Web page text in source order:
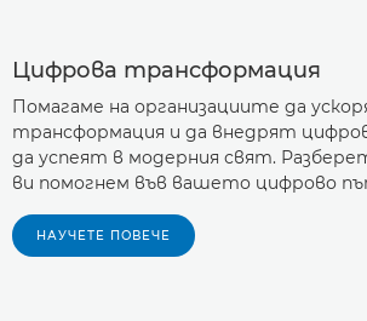
Цифрова трансформация
Помагаме на организациите да
трансформация и да внедрят
да успеят в модерния свят.
ви помогнем във вашето цифрово
НАУЧЕТЕ ПОВЕЧЕ